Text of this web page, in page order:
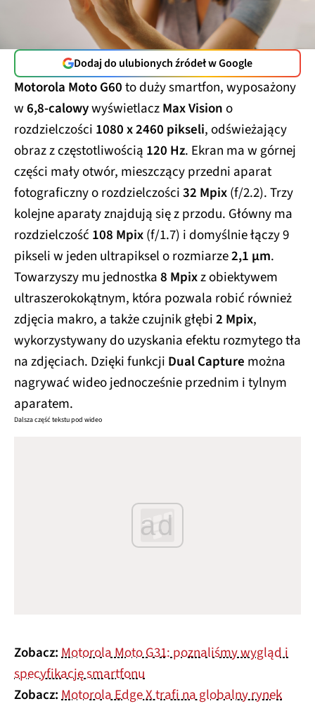
Dodaj do ulubionych źródeł w Google
Motorola Moto G60to duży smartfon, wyposażony
w6,8-calowywyświetlaczMax Visiono
rozdzielczości 1080 x 2460 pikseli, odświeżający
obraz z częstotliwością 120 Hz. Ekran ma w górnej
części mały otwór, mieszczący przedni aparat
fotograficzny o rozdzielczości32 Mpix(f/2.2). Trzy
kolejne aparaty znajdują się z przodu. Główny ma
rozdzielczość 108 Mpix(f/1.7) i domyślnie łączy 9
pikseli w jeden ultrapiksel o rozmiarze2,1 µm.
Towarzyszy mu jednostka8 Mpixz obiektywem
ultraszerokokątnym, która pozwala robić również
zdjęcia makro, a także czujnik głębi2 Mpix,
wykorzystywany do uzyskania efektu rozmytego tła
na zdjęciach. Dzięki funkcji Dual Capture można
nagrywać wideo jednocześnie przednim i tylnym
aparatem.
Dalsza część tekstu pod wideo
ad
Zobacz:Motorola Moto G31: poznaliśmy wygląd i
specyfikację smartfonu
Zobacz:Motorola Edge X trafi na globalny rynek